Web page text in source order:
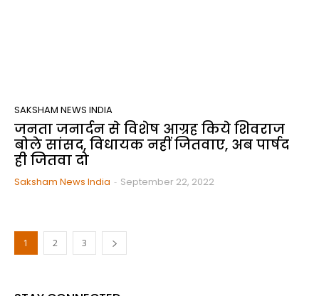
SAKSHAM NEWS INDIA
जनता जनार्दन से विशेष आग्रह किये शिवराज
बोले सांसद, विधायक नहीं जितवाए, अब पार्षद
ही जितवा दो
Saksham News India - September 22, 2022
1 2 3